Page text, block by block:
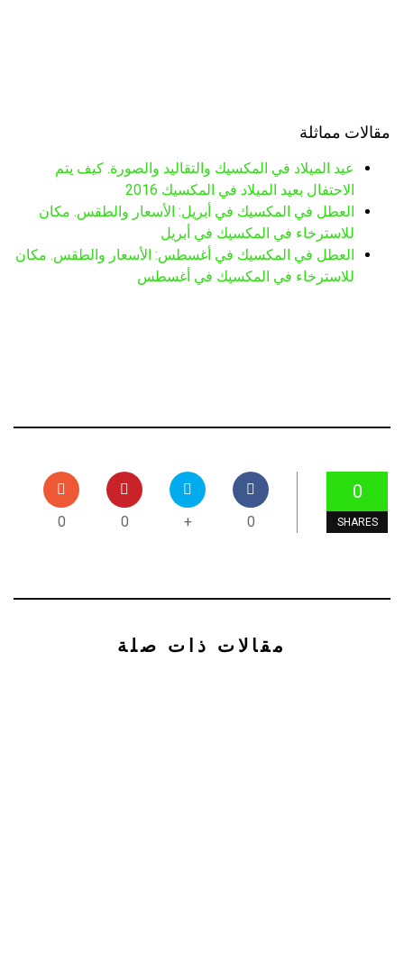
مقالات مماثلة
عيد الميلاد في المكسيك والتقاليد والصورة. كيف يتم
الاحتفال بعيد الميلاد في المكسيك 2016
العطل في المكسيك في أبريل: الأسعار والطقس. مكان
للاسترخاء في المكسيك في أبريل
العطل في المكسيك في أغسطس: الأسعار والطقس. مكان
للاسترخاء في المكسيك في أغسطس
0
SHARES
0
+
0
0
مقالات ذات صلة